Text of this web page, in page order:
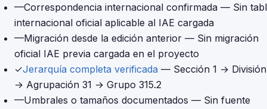
—Correspondencia internacional confirmada — Sin
internacional oficial aplicable al IAE cargada
—Migración desde la edición anterior — Sin migración
oficial IAE previa cargada en el proyecto
✓Jerarquía completa verificada — Sección 1 →
→ Agrupación 31 → Grupo 315.2
—Umbrales o tamaños documentados — Sin fuente